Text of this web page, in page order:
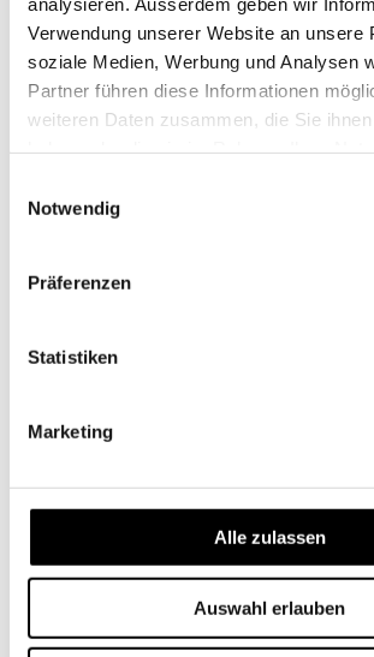
Verwendung unserer Website an unsere
soziale Medien, Werbung und Analysen
Partner führen diese Informationen
weiteren Daten zusammen, die Sie
Notwendig
Präferenzen
Statistiken
Marketing
Alle zulassen
Auswahl erlauben
Simon Froehling, fotografiert von Dieter Kubli